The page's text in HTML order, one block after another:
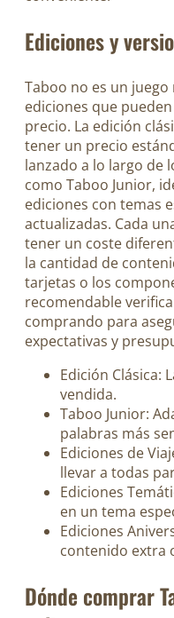
Ediciones y
Taboo no es un
ediciones que
precio. La edición
tener un precio
lanzado a lo largo de
como Taboo Junior,
ediciones con temas
actualizadas. Cada
tener un coste
la cantidad de
tarjetas o los
recomendable
comprando para
expectativas y
Edición Clásica:
vendida.
Taboo Junior:
palabras más
Ediciones de
llevar a todas
Ediciones
en un tema
Ediciones
contenido extra
Dónde comprar